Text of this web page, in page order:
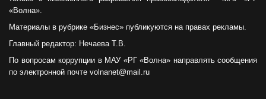
«Волна».
Материалы в рубрике «Бизнес» публикуются на правах рекламы.
Главный редактор: Нечаева Т.В.
По вопросам коррупции в МАУ «РГ «Волна» направлять сообщения
по электронной почте volnanet@mail.ru